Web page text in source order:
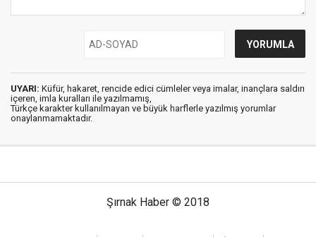
UYARI: Küfür, hakaret, rencide edici cümleler veya imalar, inançlara saldırı
içeren, imla kuralları ile yazılmamış,
Türkçe karakter kullanılmayan ve büyük harflerle yazılmış yorumlar
onaylanmamaktadır.
Şırnak Haber © 2018